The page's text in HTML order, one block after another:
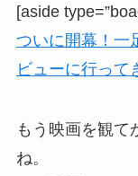
[aside
ついに開幕！一
ビューに行って
もう映画を観て
ね。